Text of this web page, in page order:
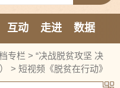
互动 走进
数据
专栏 > “决战脱贫攻坚 决
> 短视频《脱贫在行动》